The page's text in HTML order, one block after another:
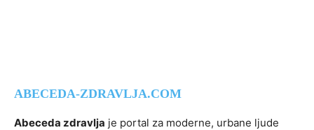
ABECEDA-ZDRAVLJA.COM
Abeceda zdravlja je portal za moderne, urbane ljude